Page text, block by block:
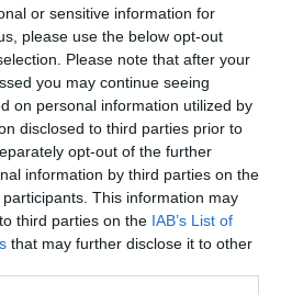
or sensitive information for
please use the below opt-out
Please note that after your
you may continue seeing
on personal information utilized by
disclosed to third parties prior to
opt-out of the further
information by third parties on the
participants. This information may
third parties on the IAB’s List of
that may further disclose it to other
Calfapietra
12:06
Cazzola e mister Ulivieri